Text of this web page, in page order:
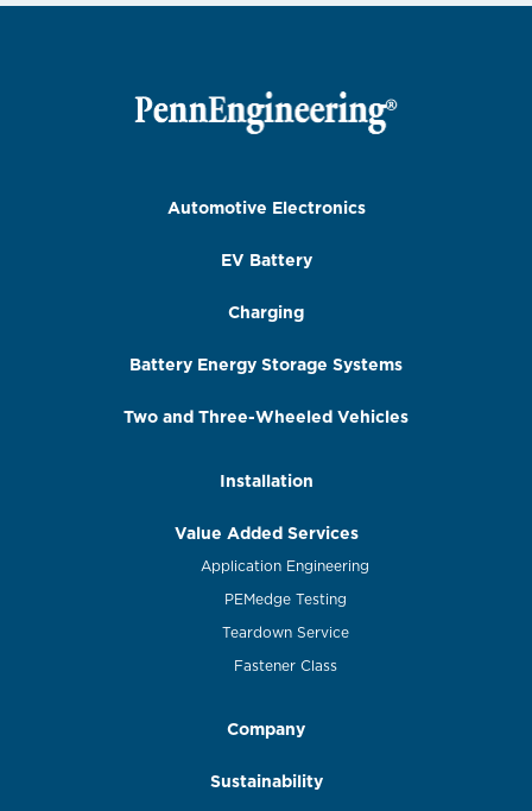
Automotive Electronics
EV Battery
Charging
Battery Energy Storage Systems
Two and Three-Wheeled Vehicles
Installation
Value Added Services
Application Engineering
PEMedge Testing
Teardown Service
Fastener Class
Company
Sustainability